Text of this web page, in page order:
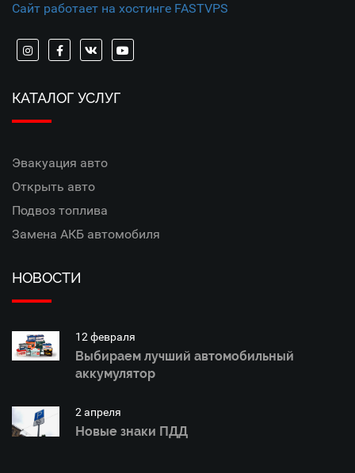
Сайт работает на хостинге FASTVPS
КАТАЛОГ УСЛУГ
Эвакуация авто
Открыть авто
Подвоз топлива
Замена АКБ автомобиля
НОВОСТИ
12 февраля
Выбираем лучший автомобильный
аккумулятор
2 апреля
Новые знаки ПДД